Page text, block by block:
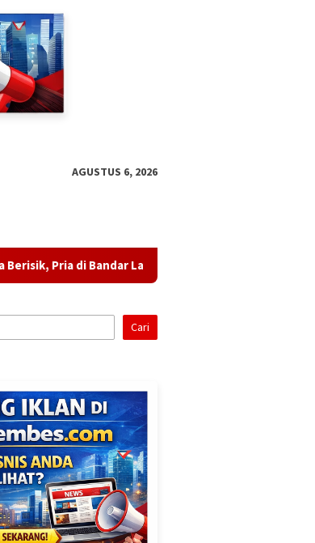
AGUSTUS 6, 2026
Lampung Diduga Ancam Tetangga dan Lempar Botol
Cari